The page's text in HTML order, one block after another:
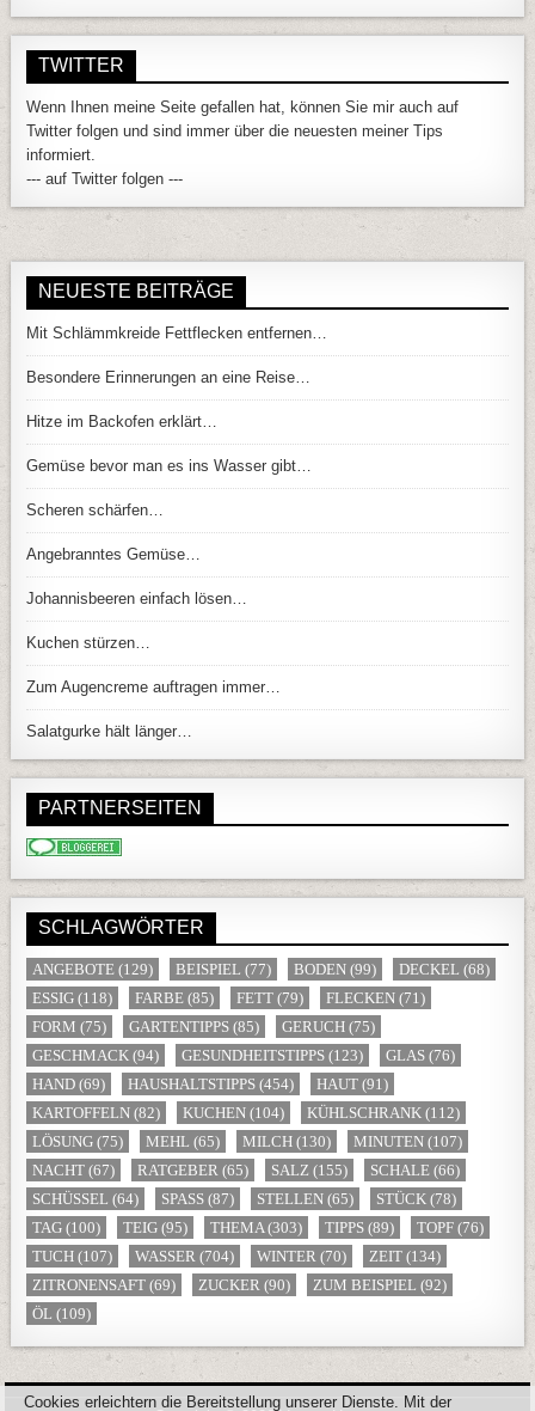
TWITTER
Wenn Ihnen meine Seite gefallen hat, können Sie mir auch auf
Twitter folgen und sind immer über die neuesten meiner Tips
informiert.
--- auf Twitter folgen ---
NEUESTE BEITRÄGE
Mit Schlämmkreide Fettflecken entfernen…
Besondere Erinnerungen an eine Reise…
Hitze im Backofen erklärt…
Gemüse bevor man es ins Wasser gibt…
Scheren schärfen…
Angebranntes Gemüse…
Johannisbeeren einfach lösen…
Kuchen stürzen…
Zum Augencreme auftragen immer…
Salatgurke hält länger…
PARTNERSEITEN
SCHLAGWÖRTER
ANGEBOTE (129) BEISPIEL (77) BODEN (99) DECKEL (68)
ESSIG (118) FARBE (85) FETT (79) FLECKEN (71)
FORM (75) GARTENTIPPS (85) GERUCH (75)
GESCHMACK (94) GESUNDHEITSTIPPS (123) GLAS (76)
HAND (69) HAUSHALTSTIPPS (454) HAUT (91)
KARTOFFELN (82) KUCHEN (104) KÜHLSCHRANK (112)
LÖSUNG (75) MEHL (65) MILCH (130) MINUTEN (107)
NACHT (67) RATGEBER (65) SALZ (155) SCHALE (66)
SCHÜSSEL (64) SPASS (87) STELLEN (65) STÜCK (78)
TAG (100) TEIG (95) THEMA(303) TIPPS (89) TOPF (76)
TUCH (107) WASSER (704) WINTER (70) ZEIT (134)
ZITRONENSAFT (69) ZUCKER (90) ZUM BEISPIEL (92)
ÖL (109)
Cookies erleichtern die Bereitstellung unserer Dienste. Mit der